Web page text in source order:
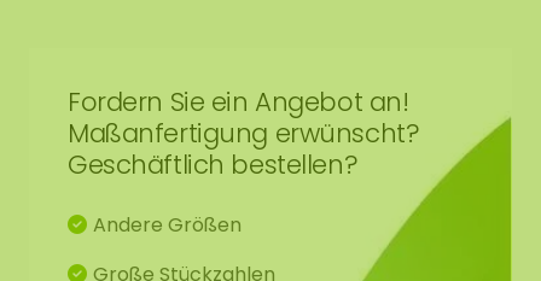
Wir haben das Moos natürlich für Sie aufbereitet.
Dieses präparierte Moos hat die höchste Qualität,
ist 100% natürlich und benötigt 0% Pflege. Dieses
Moos bleibt über viele Jahre (10-20 Jahre) in
diesem schönen Zustand. Aufgrund des niedrigen
Preises können unsere ECO-Moosboxen nicht
Fordern Sie ein Angebot an!
Maßanfertigung erwünscht?
Geschäftlich bestellen?
Andere Größen
Große Stückzahlen